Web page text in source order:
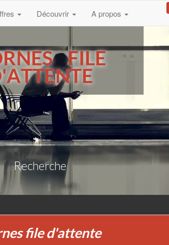
Découvrir A propos
FILE
Recherche
file d'attente